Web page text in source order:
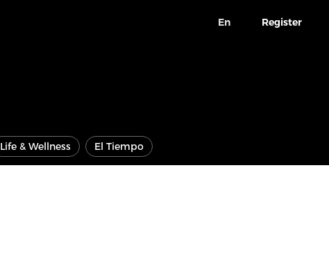
En Register
Life & Wellness El Tiempo